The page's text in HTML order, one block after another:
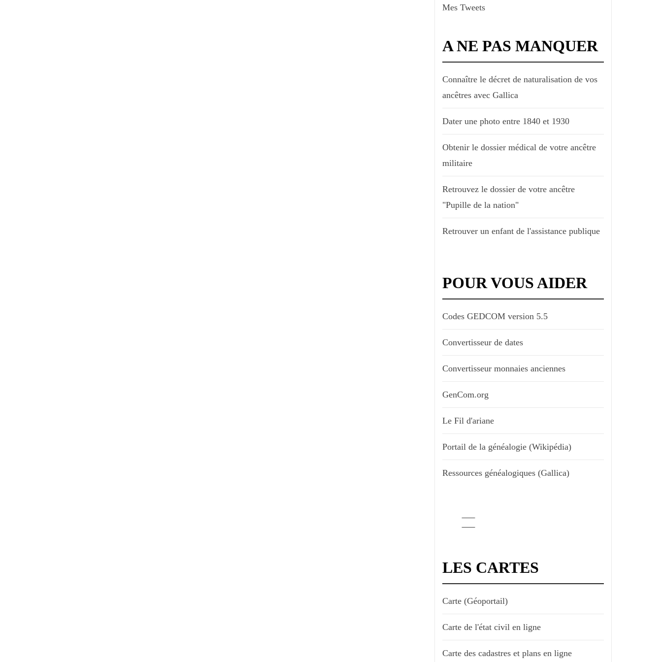
Mes Tweets
A NE PAS MANQUER
Connaître le décret de naturalisation de vos
ancêtres avec Gallica
Dater une photo entre 1840 et 1930
Obtenir le dossier médical de votre ancêtre
militaire
Retrouvez le dossier de votre ancêtre
"Pupille de la nation"
Retrouver un enfant de l'assistance publique
POUR VOUS AIDER
Codes GEDCOM version 5.5
Convertisseur de dates
Convertisseur monnaies anciennes
GenCom.org
Le Fil d'ariane
Portail de la généalogie (Wikipédia)
Ressources généalogiques (Gallica)
LES CARTES
Carte (Géoportail)
Carte de l'état civil en ligne
Carte des cadastres et plans en ligne